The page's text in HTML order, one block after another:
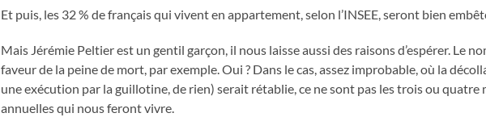
Et puis, les 32 % de français qui vivent en appartement, selon l’INSEE, seront bien
Mais Jérémie Peltier est un gentil garçon, il nous laisse aussi des raisons d’espérer. Le
faveur de la peine de mort, par exemple. Oui ? Dans le cas, assez improbable, où la
une exécution par la guillotine, de rien) serait rétablie, ce ne sont pas les trois ou quatre
annuelles qui nous feront vivre.